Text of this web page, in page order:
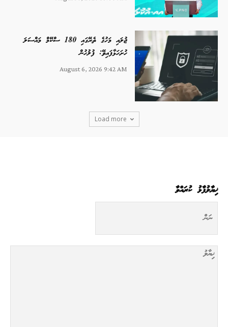
ޖުލައި މަހުގެ ތެރޭގައި 180 ސްކޭމް މައްސަލަ
ހުށަހަޅާފައިވޭ: ފުލުހުން
August 6, 2026 9:42 AM
Load more
ޚިޔާލުފާޅު ކުރައްވާ